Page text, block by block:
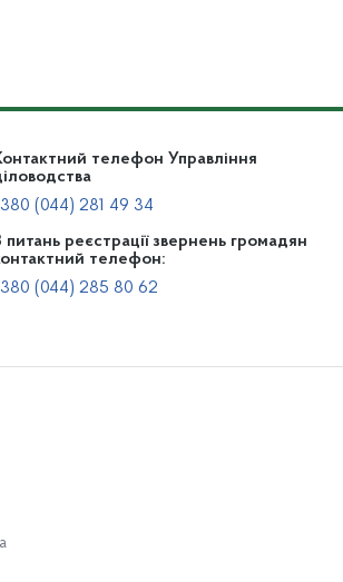
телефон Управління
(044) 281 49 34
питань реєстрації звернень громадян
телефон:
(044) 285 80 62